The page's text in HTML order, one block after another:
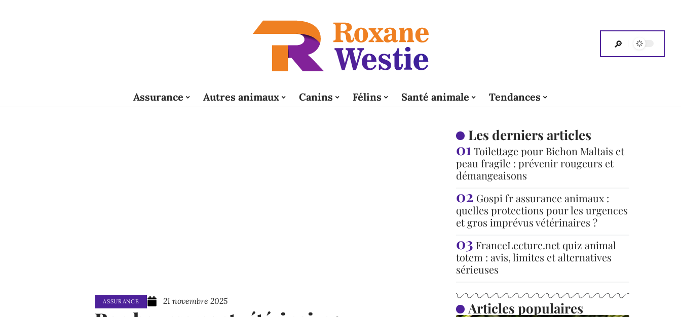
Assurance Autres animaux Canins Félins Santé animale Tendances
ASSURANCE 21 novembre 2025
Les derniers articles
Toilettage pour Bichon Maltais et
peau fragile : prévenir rougeurs et
démangeaisons
Gospi fr assurance animaux :
quelles protections pour les urgences
et gros imprévus vétérinaires ?
FranceLecture.net quiz animal
totem : avis, limites et alternatives
sérieuses
Articles populaires